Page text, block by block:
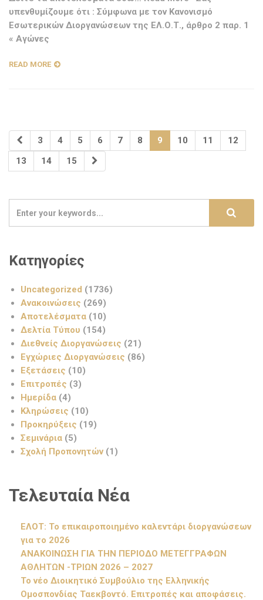
υπενθυμίζουμε ότι : Σύμφωνα με τον Κανονισμό
Εσωτερικών Διοργανώσεων της ΕΛ.Ο.Τ., άρθρο 2 παρ. 1
« Αγώνες
READ MORE
3 4 5 6 7 8 9 10 11
12
13
14 15
Κατηγορίες
Uncategorized (1736)
Ανακοινώσεις (269)
Αποτελέσματα (10)
Δελτία Τύπου (154)
Διεθνείς Διοργανώσεις (21)
Εγχώριες Διοργανώσεις (86)
Εξετάσεις (10)
Επιτροπές (3)
Ημερίδα (4)
Κληρώσεις (10)
Προκηρύξεις (19)
Σεμινάρια (5)
Σχολή Προπονητών (1)
Τελευταία Νέα
ΕΛΟΤ: Το επικαιροποιημένο καλεντάρι διοργανώσεων
για το 2026
ΑΝΑΚΟΙΝΩΣΗ ΓΙΑ ΤΗΝ ΠΕΡΙΟΔΟ ΜΕΤΕΓΓΡΑΦΩΝ
ΑΘΛΗΤΩΝ -ΤΡΙΩΝ 2026 – 2027
Το νέο Διοικητικό Συμβούλιο της Ελληνικής
Ομοσπονδίας Ταεκβοντό. Επιτροπές και αποφάσεις.